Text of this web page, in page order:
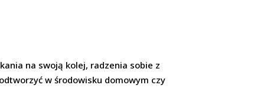
na swoją kolej, radzenia sobie z
w środowisku domowym czy